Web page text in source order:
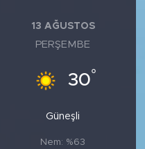
13 AĞUSTOS
PERŞEMBE
30°
Güneşli
Nem: %63